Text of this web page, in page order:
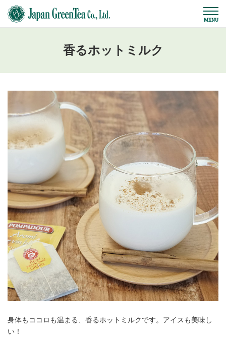
香るホットミルク
身体もココロも温まる、香るホットミルクです。アイスも美味し
い！